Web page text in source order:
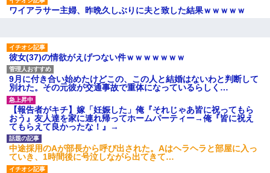
【悲報】佐藤輝明・・・２軍
でも盛大にやらかす←あまり悲
ワイアラサー主婦、昨晩久しぶりに夫と致した結果ｗｗｗｗｗ
彼女(37)の情欲がえげつない件ｗｗｗｗｗｗｗ
9月に付き合い始めたけどこの、この人と結婚はないわと判断して
別れた。その元彼が交通事故で重体になっているらしく…
【報告者がキチ】嫁「妊娠した」俺『それじゃあ皆に祝ってもら
おう』友人達を家に連れ帰ってホームパーティー→俺『皆に祝え
てもらえて良かったな！』→
中途採用のAが部長から呼び出された。Aはヘラヘラと部屋に入っ
ていき、1時間後に号泣しながら出てきて…